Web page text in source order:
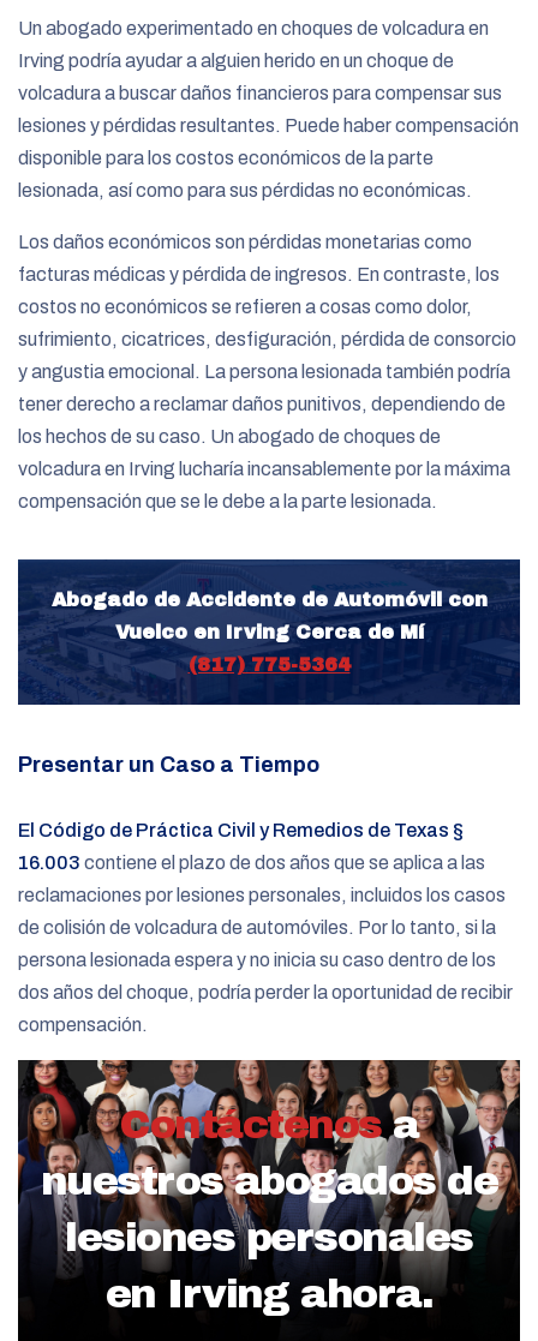
Un abogado experimentado en choques de volcadura en
Irving podría ayudar a alguien herido en un choque de
volcadura a buscar daños financieros para compensar sus
lesiones y pérdidas resultantes. Puede haber compensación
disponible para los costos económicos de la parte
lesionada, así como para sus pérdidas no económicas.
Los daños económicos son pérdidas monetarias como
facturas médicas y pérdida de ingresos. En contraste, los
costos no económicos se refieren a cosas como dolor,
sufrimiento, cicatrices, desfiguración, pérdida de consorcio
y angustia emocional. La persona lesionada también podría
tener derecho a reclamar daños punitivos, dependiendo de
los hechos de su caso. Un abogado de choques de
volcadura en Irving lucharía incansablemente por la máxima
compensación que se le debe a la parte lesionada.
Abogado de Accidente de Automóvil con
Vuelco en Irving Cerca de Mí
(817) 775-5364
Presentar un Caso a Tiempo
El Código de Práctica Civil y Remedios de Texas §
16.003 contiene el plazo de dos años que se aplica a las
reclamaciones por lesiones personales, incluidos los casos
de colisión de volcadura de automóviles. Por lo tanto, si la
persona lesionada espera y no inicia su caso dentro de los
dos años del choque, podría perder la oportunidad de recibir
compensación.
Contáctenos a
nuestros abogados de
lesiones personales
en Irving ahora.